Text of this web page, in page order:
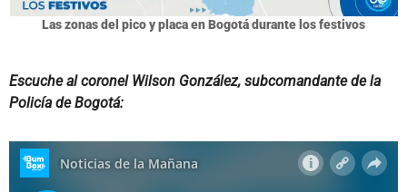
Las zonas del pico y placa en Bogotá durante los festivos
Escuche al coronel Wilson González, subcomandante de la
Policía de Bogotá: